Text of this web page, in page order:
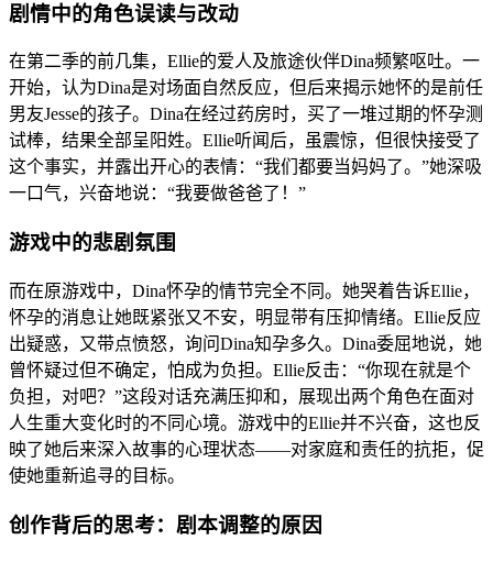
剧情中的角色误读与改动
在第二季的前几集，Ellie的爱人及旅途伙伴Dina频繁呕吐。一
开始，认为Dina是对场面自然反应，但后来揭示她怀的是前任
男友Jesse的孩子。Dina在经过药房时，买了一堆过期的怀孕测
试棒，结果全部呈阳姓。Ellie听闻后，虽震惊，但很快接受了
这个事实，并露出开心的表情：“我们都要当妈妈了。”她深吸
一口气，兴奋地说：“我要做爸爸了！”
游戏中的悲剧氛围
而在原游戏中，Dina怀孕的情节完全不同。她哭着告诉Ellie，
怀孕的消息让她既紧张又不安，明显带有压抑情绪。Ellie反应
出疑惑，又带点愤怒，询问Dina知孕多久。Dina委屈地说，她
曾怀疑过但不确定，怕成为负担。Ellie反击：“你现在就是个
负担，对吧？”这段对话充满压抑和，展现出两个角色在面对
人生重大变化时的不同心境。游戏中的Ellie并不兴奋，这也反
映了她后来深入故事的心理状态——对家庭和责任的抗拒，促
使她重新追寻的目标。
创作背后的思考：剧本调整的原因